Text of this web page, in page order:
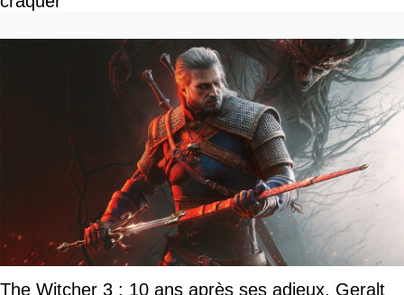
The Witcher 3 : 10 ans après ses adieux, Geralt